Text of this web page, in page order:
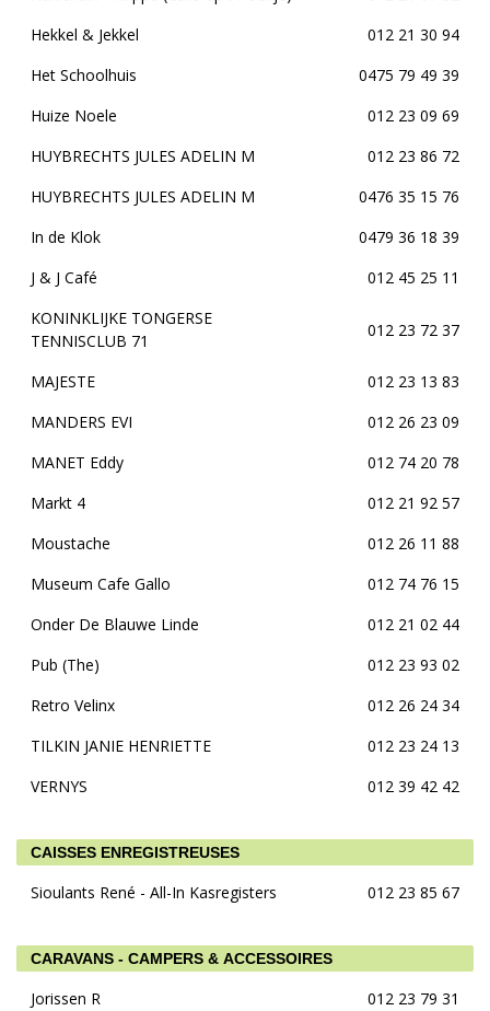
Hekkel & Jekkel
012 21 30 94
Het Schoolhuis
0475 79 49 39
Huize Noele
012 23 09 69
HUYBRECHTS JULES ADELIN M
012 23 86 72
HUYBRECHTS JULES ADELIN M
0476 35 15 76
In de Klok
0479 36 18 39
J & J Café
012 45 25 11
KONINKLIJKE TONGERSE
TENNISCLUB 71
012 23 72 37
MAJESTE
012 23 13 83
MANDERS EVI
012 26 23 09
MANET Eddy
012 74 20 78
Markt 4
012 21 92 57
Moustache
012 26 11 88
Museum Cafe Gallo
012 74 76 15
Onder De Blauwe Linde
012 21 02 44
Pub (The)
012 23 93 02
Retro Velinx
012 26 24 34
TILKIN JANIE HENRIETTE
012 23 24 13
VERNYS
012 39 42 42
CAISSES ENREGISTREUSES
Sioulants René - All-In Kasregisters 012 23 85 67
CARAVANS - CAMPERS & ACCESSOIRES
Jorissen R 012 23 79 31